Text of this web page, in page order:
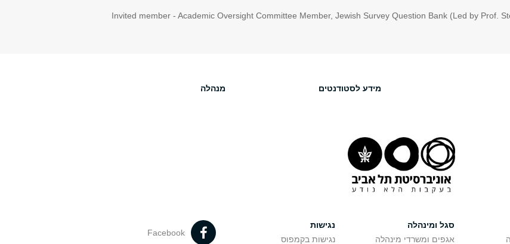
Invited member - Academic Oversight Committee Member, Jewish Survey Question Bank (Led by Prof.
מידע לסטודנטים מנהלה
סגל ומינהלה
אגפים ומשרדי מינהלה
נגישות
נגישות בקמפוס
Facebook